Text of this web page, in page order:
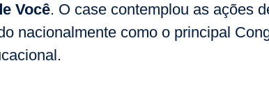
Você. O case contemplou as ações
nacionalmente como o principal